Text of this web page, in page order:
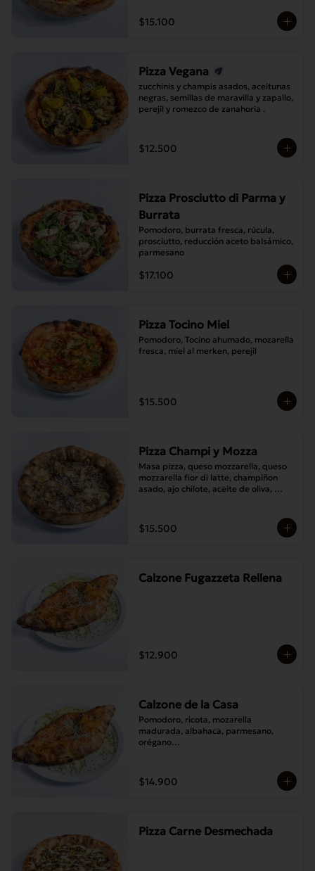
$15.100
Pizza Vegana
zucchinis y champis asados, aceitunas
negras, semillas de maravilla y zapallo,
perejil y romezco de zanahoria .
$12.500
Pizza Prosciutto di Parma y
Burrata
Pomodoro, burrata fresca, rúcula,
prosciutto, reducción aceto balsámico,
parmesano
$17.100
Pizza Tocino Miel
Pomodoro, Tocino ahumado, mozarella
fresca, miel al merken, perejil
$15.500
Pizza Champi y Mozza
Masa pizza, queso mozzarella, queso
mozzarella fior di latte, champiñon
asado, ajo chilote, aceite de oliva,
$15.500
Calzone Fugazzeta Rellena
$12.900
Calzone de la Casa
Pomodoro, ricota, mozarella
madurada, albahaca, parmesano,
orégano
Champignones asados,
Berenjenas asadas.
$14.900
Pizza Carne Desmechada